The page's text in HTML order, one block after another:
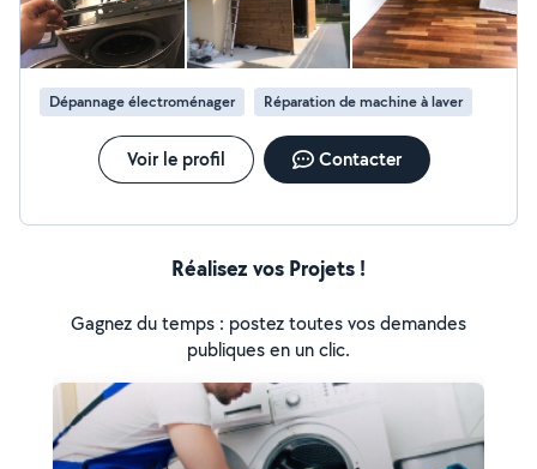
Dépannage électroménager Réparation de machine à laver
Voir le profil Contacter
Réalisez vos Projets !
Gagnez du temps : postez toutes vos demandes
publiques en un clic.